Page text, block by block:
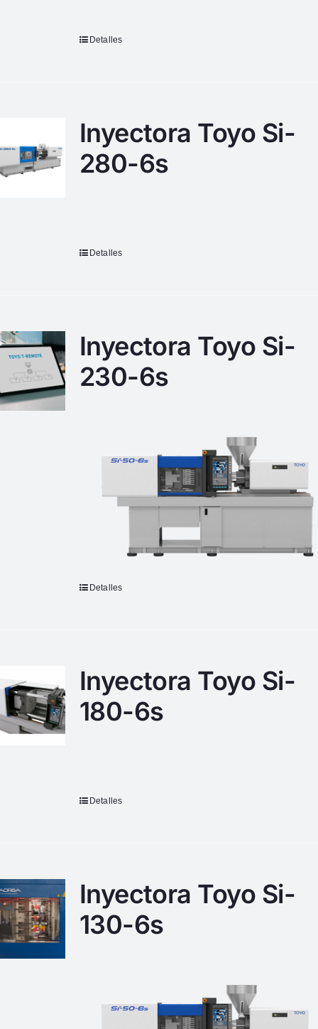
Detalles
Inyectora Toyo Si-
280-6s
Detalles
Inyectora Toyo Si-
230-6s
Detalles
Inyectora Toyo Si-
180-6s
Detalles
Inyectora Toyo Si-
130-6s